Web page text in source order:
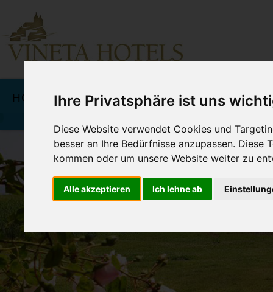
Ihre Privatsphäre ist uns
Diese Website verwendet Cookies und
besser an Ihre Bedürfnisse anzupassen. Diese
kommen oder um unsere Website weiter zu
Alle akzeptieren Ich lehne ab
Navigation
HOTELS
ANGEBOTE &
PREISE